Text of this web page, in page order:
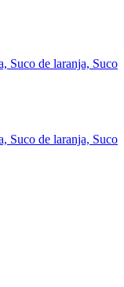
Suco de laranja, Suco
Suco de laranja, Suco